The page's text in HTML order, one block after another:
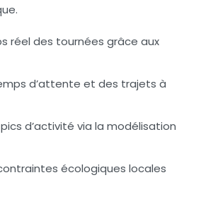
réel des tournées grâce aux
d’attente et des trajets à
d’activité via la modélisation
écologiques locales